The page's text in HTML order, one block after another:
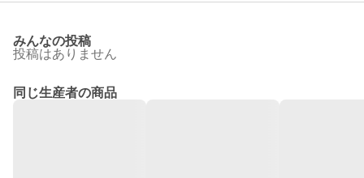
みんなの投稿
投稿はありません
同じ生産者の商品